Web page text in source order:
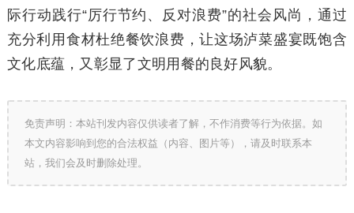
际行动践行“厉行节约、反对浪费”的社会风尚，通过
充分利用食材杜绝餐饮浪费，让这场泸菜盛宴既饱含
文化底蕴，又彰显了文明用餐的良好风貌。
免责声明：本站刊发内容仅供读者了解，不作消费等行为依据。如
本文内容影响到您的合法权益（内容、图片等），请及时联系本
站，我们会及时删除处理。